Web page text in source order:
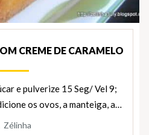
CREME DE CARAMELO
e pulverize 15 Seg/ Vel 9;
os ovos, a manteiga, a…
Zélinha